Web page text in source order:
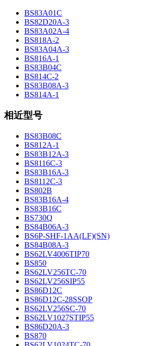
BS83A01C
BS82D20A-3
BS83A02A-4
BS818A-2
BS83A04A-3
BS816A-1
BS83B04C
BS814C-2
BS83B08A-3
BS814A-1
相近型号
BS83B08C
BS812A-1
BS83B12A-3
BS8116C-3
BS83B16A-3
BS8112C-3
BS802B
BS83B16A-4
BS83B16C
BS730Q
BS84B06A-3
BS6P-SHF-1AA(LF)(SN)
BS84B08A-3
BS62LV4006TIP70
BS850
BS62LV256TC-70
BS62LV256SIP55
BS86D12C
BS86D12C-28SSOP
BS62LV256SC-70
BS62LV1027STIP55
BS86D20A-3
BS870